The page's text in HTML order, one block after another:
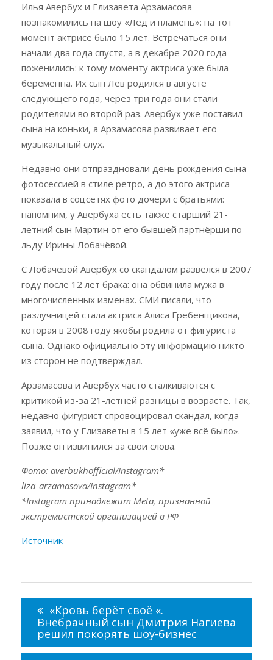
Илья Авербух и Елизавета Арзамасова
познакомились на шоу «Лёд и пламень»: на тот
момент актрисе было 15 лет. Встречаться они
начали два года спустя, а в декабре 2020 года
поженились: к тому моменту актриса уже была
беременна. Их сын Лев родился в августе
следующего года, через три года они стали
родителями во второй раз. Авербух уже поставил
сына на коньки, а Арзамасова развивает его
музыкальный слух.
Недавно они отпраздновали день рождения сына
фотосессией в стиле ретро, а до этого актриса
показала в соцсетях фото дочери с братьями:
напомним, у Авербуха есть также старший 21-
летний сын Мартин от его бывшей партнёрши по
льду Ирины Лобачёвой.
С Лобачёвой Авербух со скандалом развёлся в 2007
году после 12 лет брака: она обвинила мужа в
многочисленных изменах. СМИ писали, что
разлучницей стала актриса Алиса Гребенщикова,
которая в 2008 году якобы родила от фигуриста
сына. Однако официально эту информацию никто
из сторон не подтверждал.
Арзамасова и Авербух часто сталкиваются с
критикой из-за 21-летней разницы в возрасте. Так,
недавно фигурист спровоцировал скандал, когда
заявил, что у Елизаветы в 15 лет «уже всё было».
Позже он извинился за свои слова.
Фото: averbukhofficial/Instagram*
liza_arzamasova/Instagram*
*Instagram принадлежит Meta, признанной
экстремистской организацией в РФ
Источник
записям
«Кровь берёт своё «.
Внебрачный сын Дмитрия Нагиева
решил покорять шоу-бизнес